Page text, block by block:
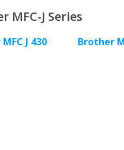
MFC-J Series
J 430
Brother